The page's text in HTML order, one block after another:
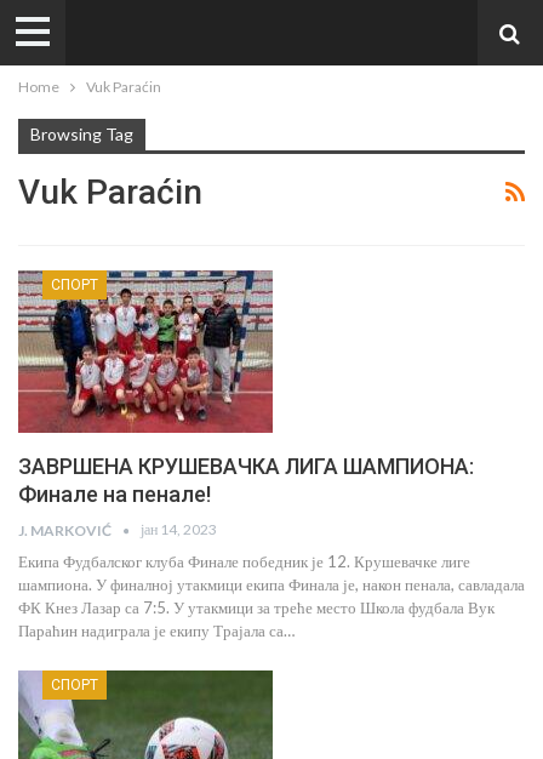
Home Vuk Paraćin
Browsing Tag
Vuk Paraćin
СПОРТ
ЗАВРШЕНА КРУШЕВАЧКА ЛИГА ШАМПИОНА:
Финале на пенале!
J. MARKOVIĆ јан 14, 2023
Екипа Фудбалског клуба Финале победник је 12. Крушевачке лиге
шампиона. У финалној утакмици екипа Финала је, након пенала, савладала
ФК Кнез Лазар са 7:5. У утакмици за треће место Школа фудбала Вук
Параћин надиграла је екипу Трајала са…
СПОРТ